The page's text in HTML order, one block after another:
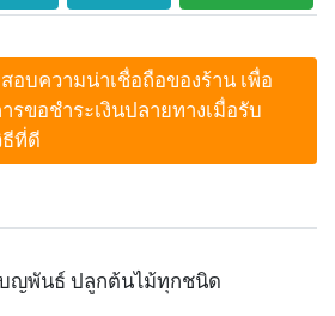
อบความน่าเชื่อถือของร้าน เพื่อ
รขอชำระเงินปลายทางเมื่อรับ
ที่ดี
ญพันธ์ ปลูกต้นไม้ทุกชนิด